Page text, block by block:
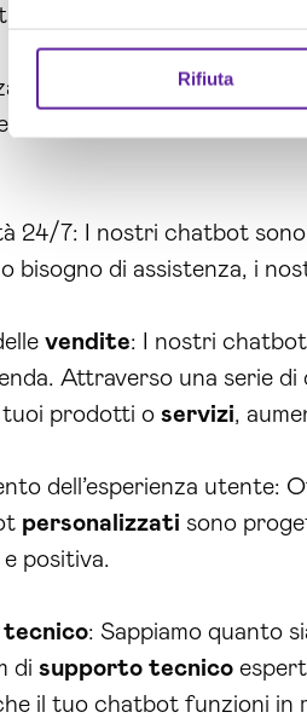
Rifiuta
generare lead e migliorare
Grazie ai nostri
loro domande. Questo ti
24/7: I nostri chatbot
bisogno di assistenza, i
vendite: I nostri chatbot
Attraverso una serie
tuoi prodotti o servizi,
dell’esperienza utente:
personalizzati sono
positiva.
: Sappiamo quanto
di supporto tecnico
il tuo chatbot funzioni in